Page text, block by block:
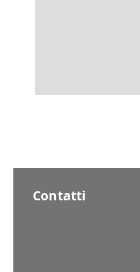
Contatti